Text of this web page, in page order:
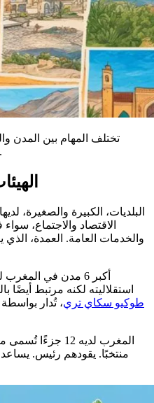
تختلف المهام بين المدن
المختلفة من المغرب بشكل أفضل.
البلديات، الكبيرة والصغيرة،
الاقتصاد والاجتماع، سواء
والخدمات العامة. العمدة،
أكبر 6 مدن في
استقلاليته لكنه مرتبط أيضًا
طوكيو سكاي تري، تُدار
منتخبًا. يقودهم رئيس.